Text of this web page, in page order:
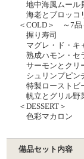
地中海風ムール
海老とブロッコ
＜COLD＞ ～7品
握り寿司
マグレ・ド・キ
熟成ハモン・セ
サーモンとクリ
シュリンプピン
特製ローストビ
帆立とグリル野
＜DESSERT＞
⾊彩マカロン
備品セット内容